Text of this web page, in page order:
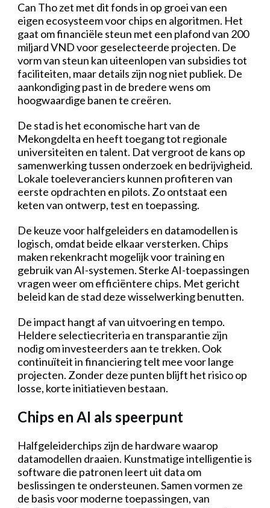
Can Tho zet met dit fonds in op groei van een
eigen ecosysteem voor chips en algoritmen. Het
gaat om financiële steun met een plafond van 200
miljard VND voor geselecteerde projecten. De
vorm van steun kan uiteenlopen van subsidies tot
faciliteiten, maar details zijn nog niet publiek. De
aankondiging past in de bredere wens om
hoogwaardige banen te creëren.
De stad is het economische hart van de
Mekongdelta en heeft toegang tot regionale
universiteiten en talent. Dat vergroot de kans op
samenwerking tussen onderzoek en bedrijvigheid.
Lokale toeleveranciers kunnen profiteren van
eerste opdrachten en pilots. Zo ontstaat een
keten van ontwerp, test en toepassing.
De keuze voor halfgeleiders en datamodellen is
logisch, omdat beide elkaar versterken. Chips
maken rekenkracht mogelijk voor training en
gebruik van AI-systemen. Sterke AI-toepassingen
vragen weer om efficiëntere chips. Met gericht
beleid kan de stad deze wisselwerking benutten.
De impact hangt af van uitvoering en tempo.
Heldere selectiecriteria en transparantie zijn
nodig om investeerders aan te trekken. Ook
continuïteit in financiering telt mee voor lange
projecten. Zonder deze punten blijft het risico op
losse, korte initiatieven bestaan.
Chips en AI als speerpunt
Halfgeleiderchips zijn de hardware waarop
datamodellen draaien. Kunstmatige intelligentie is
software die patronen leert uit data om
beslissingen te ondersteunen. Samen vormen ze
de basis voor moderne toepassingen, van